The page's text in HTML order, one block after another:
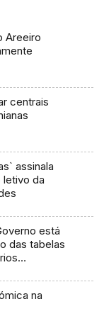
Areeiro
centrais
assinala
letivo da
está
das tabelas
na